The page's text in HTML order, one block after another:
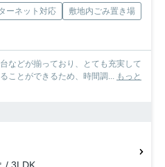
ーネット対応
敷地内ごみ置き場
などが揃っており、とても充実して
ことができるため、時間調... もっと